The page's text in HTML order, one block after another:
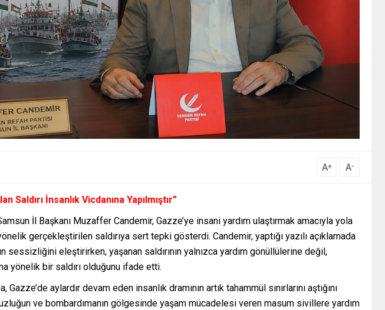
A+ A-
Saldırı İnsanlık Vicdanına Yapılmıştır”
İl Başkanı Muzaffer Candemir, Gazze’ye insani yardım ulaştırmak amacıyla yola
gerçekleştirilen saldırıya sert tepki gösterdi. Candemir, yaptığı yazılı açıklamada
sessizliğini eleştirirken, yaşanan saldırının yalnızca yardım gönüllülerine değil,
yönelik bir saldırı olduğunu ifade etti.
Gazze’de aylardır devam eden insanlık dramının artık tahammül sınırlarını aştığını
ve bombardımanın gölgesinde yaşam mücadelesi veren masum sivillere yardım